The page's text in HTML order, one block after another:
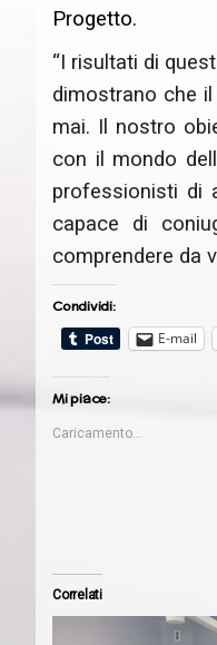
Progetto.
“I risultati di
dimostrano che
mai. Il nostro
con il mondo
professionisti di
capace di
comprendere da
Condividi:
E-mail
Mi piace:
Caricamento...
Correlati